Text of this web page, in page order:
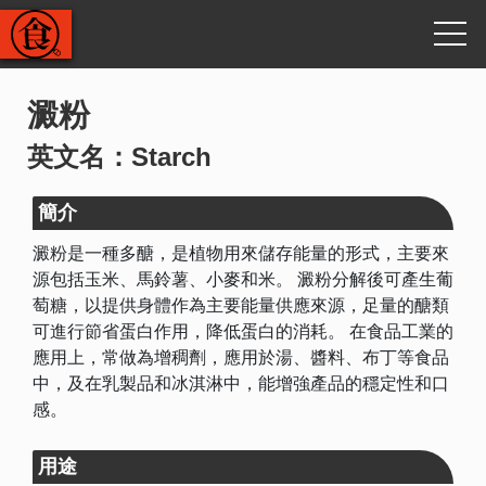
澱粉
英文名：Starch
簡介
澱粉是一種多醣，是植物用來儲存能量的形式，主要來
源包括玉米、馬鈴薯、小麥和米。 澱粉分解後可產生葡
萄糖，以提供身體作為主要能量供應來源，足量的醣類
可進行節省蛋白作用，降低蛋白的消耗。 在食品工業的
應用上，常做為增稠劑，應用於湯、醬料、布丁等食品
中，及在乳製品和冰淇淋中，能增強產品的穩定性和口
感。
用途